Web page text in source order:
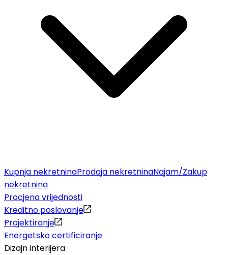
Kupnja nekretninaProdaja nekretninaNajam/Zakup
nekretnina
Procjena vrijednosti
Kreditno poslovanje
Projektiranje
Energetsko certificiranje
Dizajn interijera